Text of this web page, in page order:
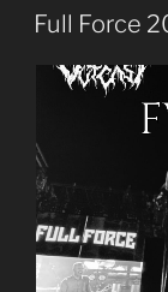
|
Krushers
–
Krushers
Of
The
World
Full Force